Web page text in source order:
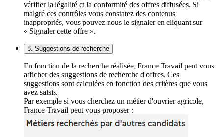
vérifier la légalité et la conformité des offres diffusées. Si
malgré ces contrôles vous constatez des contenus
inappropriés, vous pouvez nous le signaler en cliquant sur
« Signaler cette offre ».
8. Suggestions de recherche
En fonction de la recherche réalisée, France Travail peut vous
afficher des suggestions de recherche d'offres. Ces
suggestions sont calculées en fonction des critères que vous
avez saisis.
Par exemple si vous cherchez un métier d'ouvrier agricole,
France Travail peut vous proposer :